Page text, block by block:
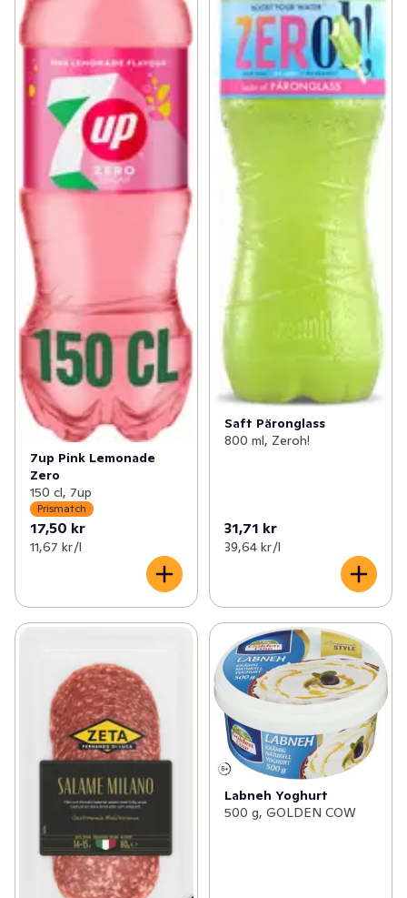
7up Pink Lemonade
Zero
150 cl, 7up
Prismatch
17,50 kr
11,67 kr /l
Saft Päronglass
800 ml, Zeroh!
31,71 kr
39,64 kr /l
Labneh Yoghurt
500 g, GOLDEN COW